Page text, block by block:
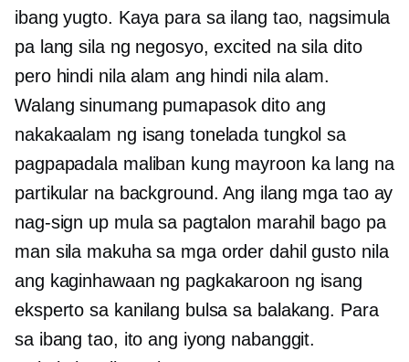
ibang yugto. Kaya para sa ilang tao, nagsimula
pa lang sila ng negosyo, excited na sila dito
pero hindi nila alam ang hindi nila alam.
Walang sinumang pumapasok dito ang
nakakaalam ng isang tonelada tungkol sa
pagpapadala maliban kung mayroon ka lang na
partikular na background. Ang ilang mga tao ay
nag-sign up mula sa pagtalon marahil bago pa
man sila makuha sa mga order dahil gusto nila
ang kaginhawaan ng pagkakaroon ng isang
eksperto sa kanilang bulsa sa balakang. Para
sa ibang tao, ito ang iyong nabanggit.